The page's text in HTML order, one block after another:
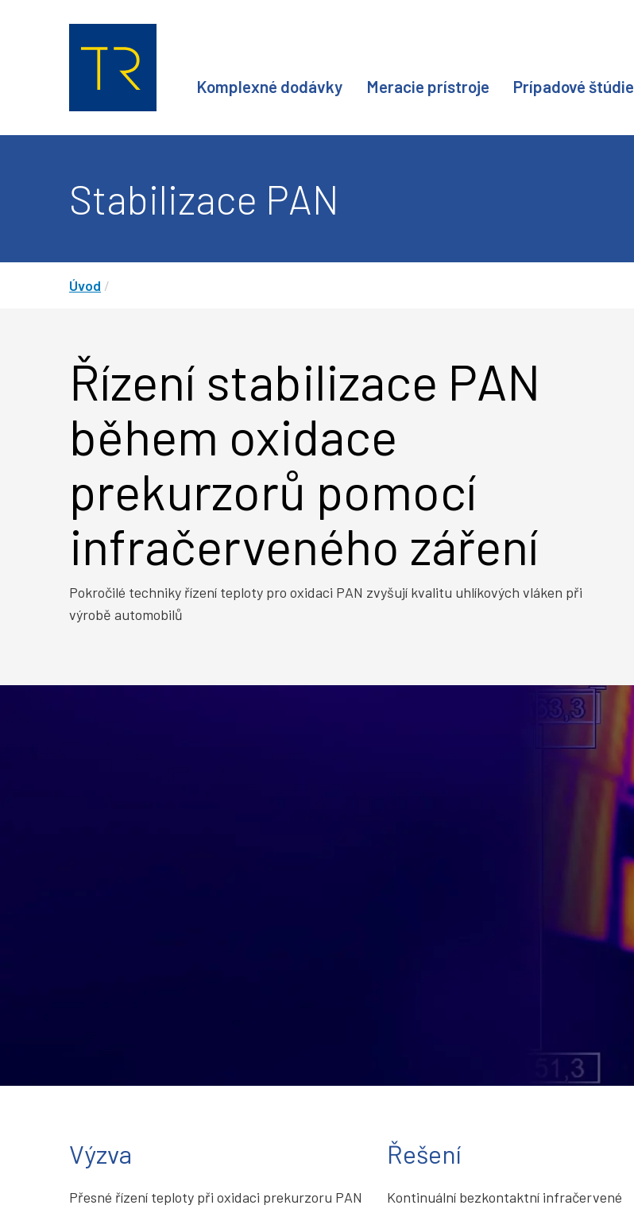
Komplexné dodávky Meracie prístroje Prípadové štúdie
Stabilizace PAN
Úvod /
Řízení stabilizace PAN
během oxidace
prekurzorů pomocí
infračerveného záření
Pokročilé techniky řízení teploty pro oxidaci PAN zvyšují kvalitu uhlíkových vláken při
výrobě automobilů
Výzva
Přesné řízení teploty při oxidaci prekurzoru PAN
Řešení
Kontinuální bezkontaktní infračervené